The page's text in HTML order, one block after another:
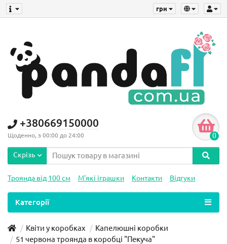
грн
+380669150000
Щоденно, з 00:00 до 24:00 0
Скрізь
Троянда від 100 см М'які іграшки Контакти Відгуки
Категорії
Квіти у коробках
Капелюшні коробки
51 червона троянда в коробці "Пекуча"